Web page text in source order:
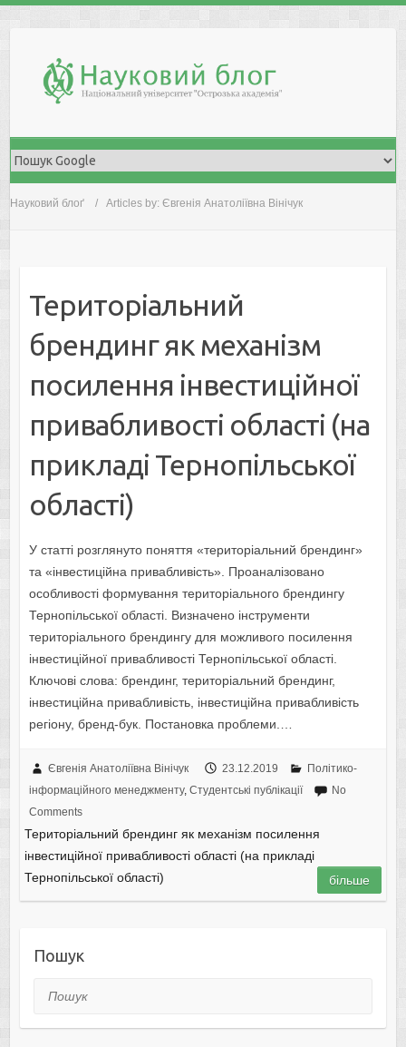
Науковий блоґ Articles by: Євгенія Анатоліївна Вінічук
Територіальний
брендинг як механізм
посилення інвестиційної
привабливості області (на
прикладі Тернопільської
області)
У статті розглянуто поняття «територіальний брендинг»
та «інвестиційна привабливість». Проаналізовано
особливості формування територіального брендингу
Тернопільської області. Визначено інструменти
територіального брендингу для можливого посилення
інвестиційної привабливості Тернопільської області.
Ключові слова: брендинг, територіальний брендинг,
інвестиційна привабливість, інвестиційна привабливість
регіону, бренд-бук. Постановка проблеми.…
Євгенія Анатоліївна Вінічук 23.12.2019
Політико-
інформаційного менеджменту, Студентські публікації
No
Comments
Територіальний брендинг як механізм посилення
інвестиційної привабливості області (на прикладі
Тернопільської області)
більше
Пошук
Пошук